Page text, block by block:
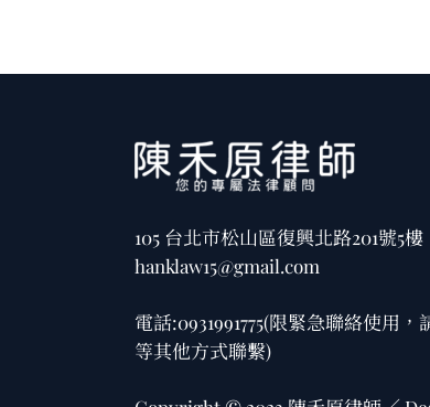
105 台北市松山區復興北路201號5樓
hanklaw15@gmail.com
電話:0931991775(限緊急聯絡使用，
等其他方式聯繫)